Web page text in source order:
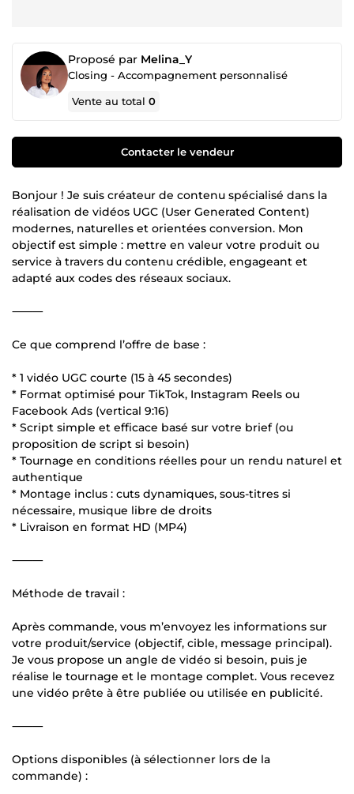
Proposé par Melina_Y
Closing - Accompagnement personnalisé
Vente au total0
Contacter le vendeur
Bonjour ! Je suis créateur de contenu spécialisé dans la
réalisation de vidéos UGC (User Generated Content)
modernes, naturelles et orientées conversion. Mon
objectif est simple : mettre en valeur votre produit ou
service à travers du contenu crédible, engageant et
adapté aux codes des réseaux sociaux.
⸻
Ce que comprend l’offre de base :
* 1 vidéo UGC courte (15 à 45 secondes)
* Format optimisé pour TikTok, Instagram Reels ou
Facebook Ads (vertical 9:16)
* Script simple et efficace basé sur votre brief (ou
proposition de script si besoin)
* Tournage en conditions réelles pour un rendu naturel et
authentique
* Montage inclus : cuts dynamiques, sous-titres si
nécessaire, musique libre de droits
* Livraison en format HD (MP4)
⸻
Méthode de travail :
Après commande, vous m’envoyez les informations sur
votre produit/service (objectif, cible, message principal).
Je vous propose un angle de vidéo si besoin, puis je
réalise le tournage et le montage complet. Vous recevez
une vidéo prête à être publiée ou utilisée en publicité.
⸻
Options disponibles (à sélectionner lors de la
commande) :